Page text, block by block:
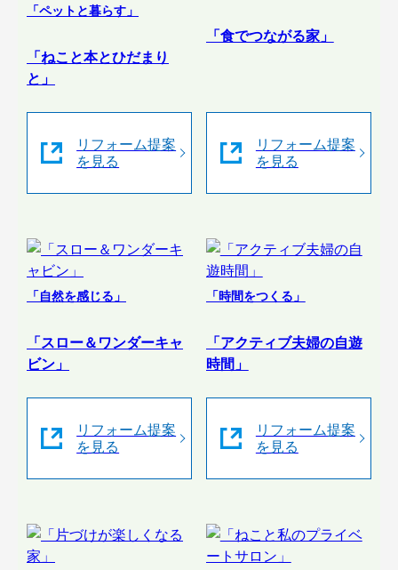
「ペットと暮らす」
「ねこと本とひだまり
と」
リフォーム提案
を見る
「食でつながる家」
リフォーム提案
を見る
「自然を感じる」
「スロー＆ワンダーキャ
ビン」
リフォーム提案
を見る
「時間をつくる」
「アクティブ夫婦の自遊
時間」
リフォーム提案
を見る